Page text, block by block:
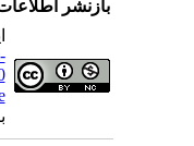
بازنشر اطلاعات